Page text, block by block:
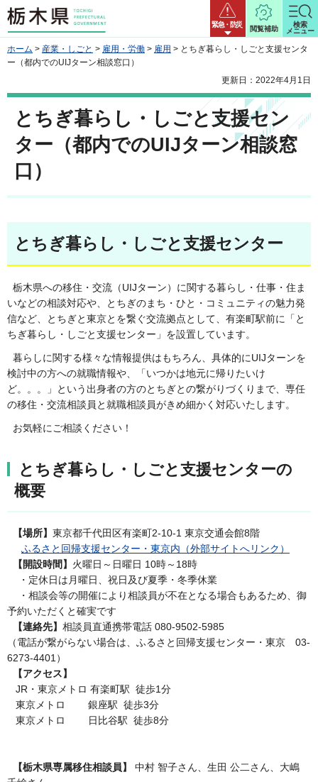
栃木県 緊急・防災
閲覧補助
検索
メニュー
ホーム > 産業・しごと > 雇用・労働 > 雇用 > とちぎ暮らし・しごと支援センタ
ー（都内でのUIJターン相談窓口）
更新日：2022年4月1日
とちぎ暮らし・しごと支援セン
ター（都内でのUIJターン相談窓
口）
とちぎ暮らし・しごと支援センター
栃木県への移住・交流（UIJターン）に関する暮らし・仕事・住ま
いなどの相談対応や、とちぎのまち・ひと・コミュニティの魅力発
信など、とちぎと東京とを繋ぐ交流拠点として、有楽町駅前に「と
ちぎ暮らし・しごと支援センター」を設置しています。
暮らしに関する様々な情報提供はもちろん、具体的にUIJターンを
検討中の方への就職情報や、「いつかは地元に帰りたいけ
ど。。。」という出身者の方のとちぎとの繋がりづくりまで、専任
の移住・交流相談員と就職相談員がきめ細かく対応いたします。
お気軽にご相談ください！
とちぎ暮らし・しごと支援センターの
概要
【場所】 東京都千代田区有楽町2-10-1 東京交通会館8階
ふるさと回帰支援センター・東京内（外部サイトへリンク）
【開設時間】 火曜日～日曜日 10時～18時
・定休日は月曜日、祝日及び夏季・冬季休業
・相談会等の開催により相談員が不在となる場合もあるため、御
予約いただくと確実です
【連絡先】 相談員直通携帯電話 080-9502-5985
（電話が繋がらない場合は、ふるさと回帰支援センター・東京 03-
6273-4401）
【アクセス】
JR・東京メトロ 有楽町駅 徒歩1分
東京メトロ 銀座駅 徒歩3分
東京メトロ 日比谷駅 徒歩8分
【栃木県専属移住相談員】 中村 智子さん、生田 公二さん、大嶋